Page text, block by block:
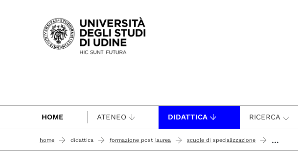
Passa al contenuto principale
HOME ATENEO DIDATTICA RICERCA
home didattica formazione post laurea scuole di specializzazione ...